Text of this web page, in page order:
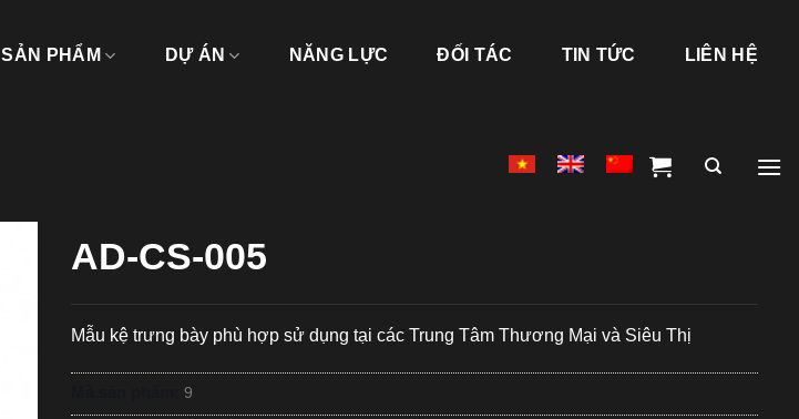
SẢN PHẨM DỰ ÁN NĂNG LỰC ĐỐI TÁC TIN TỨC LIÊN HỆ
AD-CS-005
Mẫu kệ trưng bày phù hợp sử dụng tại các Trung Tâm Thương Mại và Siêu Thị
9